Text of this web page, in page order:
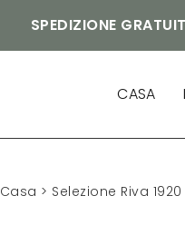
SPEDIZIONE
CASA
Casa > Selezione Riva 1920